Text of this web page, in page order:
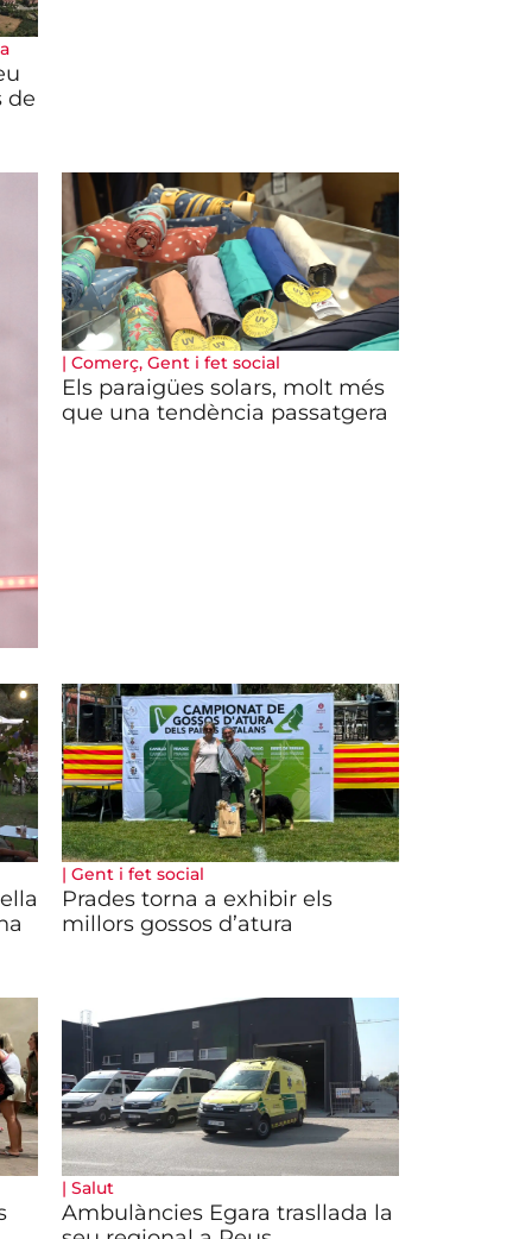
de
| Comerç, Gent i fet social
Els paraigües solars, molt més
que una tendència passatgera
| Gent i fet social
Prades torna a exhibir els
millors gossos d’atura
| Salut
Ambulàncies Egara trasllada la